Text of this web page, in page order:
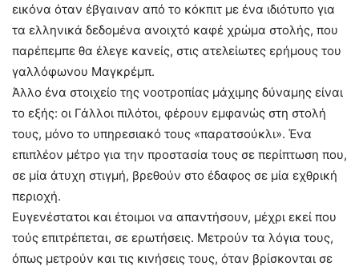
εικόνα όταν έβγαιναν από το κόκπιτ με ένα ιδιότυπο για
τα ελληνικά δεδομένα ανοιχτό καφέ χρώμα στολής, που
παρέπεμπε θα έλεγε κανείς, στις ατελείωτες ερήμους του
γαλλόφωνου Μαγκρέμπ.
Άλλο ένα στοιχείο της νοοτροπίας μάχιμης δύναμης είναι
το εξής: οι Γάλλοι πιλότοι, φέρουν εμφανώς στη στολή
τους, μόνο το υπηρεσιακό τους «παρατσούκλι». Ένα
επιπλέον μέτρο για την προστασία τους σε περίπτωση που,
σε μία άτυχη στιγμή, βρεθούν στο έδαφος σε μία εχθρική
περιοχή.
Ευγενέστατοι και έτοιμοι να απαντήσουν, μέχρι εκεί που
τούς επιτρέπεται, σε ερωτήσεις. Μετρούν τα λόγια τους,
όπως μετρούν και τις κινήσεις τους, όταν βρίσκονται σε